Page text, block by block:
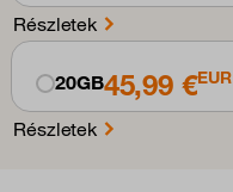
Részletek
20GB45,99 €EUR
Részletek